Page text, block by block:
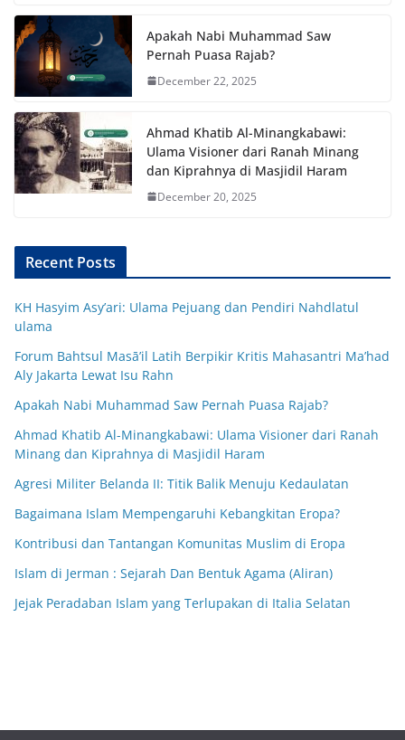
Apakah Nabi Muhammad Saw
Pernah Puasa Rajab?
December 22, 2025
Ahmad Khatib Al-Minangkabawi:
Ulama Visioner dari Ranah Minang
dan Kiprahnya di Masjidil Haram
December 20, 2025
Recent Posts
KH Hasyim Asy’ari: Ulama Pejuang dan Pendiri Nahdlatul
ulama
Forum Bahtsul Masā’il Latih Berpikir Kritis Mahasantri Ma’had
Aly Jakarta Lewat Isu Rahn
Apakah Nabi Muhammad Saw Pernah Puasa Rajab?
Ahmad Khatib Al-Minangkabawi: Ulama Visioner dari Ranah
Minang dan Kiprahnya di Masjidil Haram
Agresi Militer Belanda II: Titik Balik Menuju Kedaulatan
Bagaimana Islam Mempengaruhi Kebangkitan Eropa?
Kontribusi dan Tantangan Komunitas Muslim di Eropa
Islam di Jerman : Sejarah Dan Bentuk Agama (Aliran)
Jejak Peradaban Islam yang Terlupakan di Italia Selatan